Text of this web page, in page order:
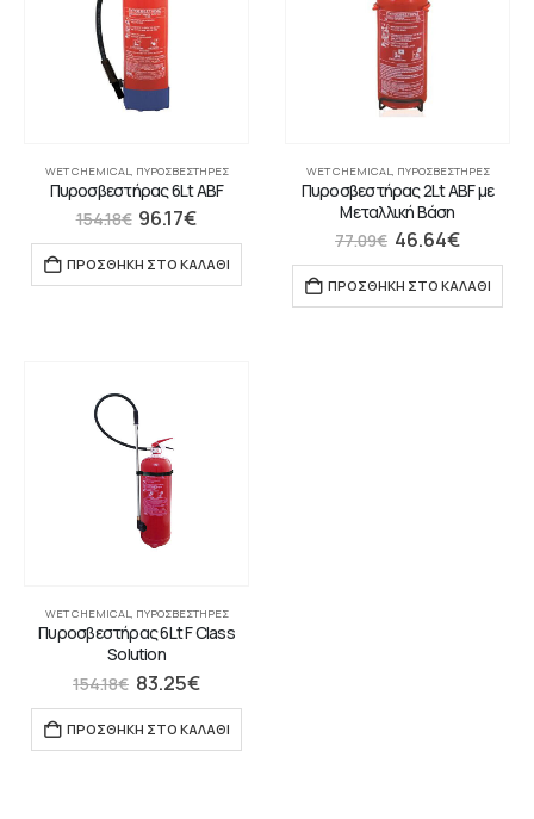
WET CHEMICAL ΠΥΡΟΣΒΕΣΤΉΡΕΣ
Πυροσβεστήρας 6Lt ABF
154.18€ 96.17€
ΠΡΟΣΘΉΚΗ ΣΤΟ ΚΑΛΆΘΙ
WET CHEMICAL ΠΥΡΟΣΒΕΣΤΉΡΕΣ
Πυροσβεστήρας 2Lt ABF με
Μεταλλική Βάση
77.09€ 46.64€
ΠΡΟΣΘΉΚΗ ΣΤΟ ΚΑΛΆΘΙ
WET CHEMICAL, ΠΥΡΟΣΒΕΣΤΉΡΕΣ
Πυροσβεστήρας 6Lt F Class
Solution
154.18€ 83.25€
ΠΡΟΣΘΉΚΗ ΣΤΟ ΚΑΛΆΘΙ